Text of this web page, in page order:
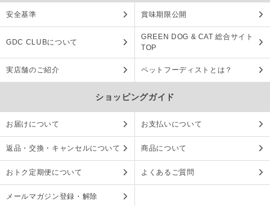
安全基準 賞味期限公開
GDC CLUBについて
GREEN DOG & CAT 総合サイト
TOP
実店舗のご紹介 ペットフーディストとは？
ショッピングガイド
お届けについて お支払いについて
返品・交換・キャンセルについて 商品について
おトク定期便について よくあるご質問
メールマガジン登録・解除